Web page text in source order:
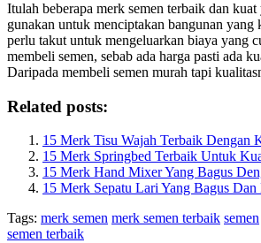
Itulah beberapa merk semen terbaik dan kuat
gunakan untuk menciptakan bangunan yang
perlu takut untuk mengeluarkan biaya yang
membeli semen, sebab ada harga pasti ada
Daripada membeli semen murah tapi
Related posts:
15 Merk Tisu Wajah Terbaik Dengan
15 Merk Springbed Terbaik Untuk
15 Merk Hand Mixer Yang Bagus
15 Merk Sepatu Lari Yang Bagus Dan
Tags: merk semen merk semen terbaik semen
semen terbaik